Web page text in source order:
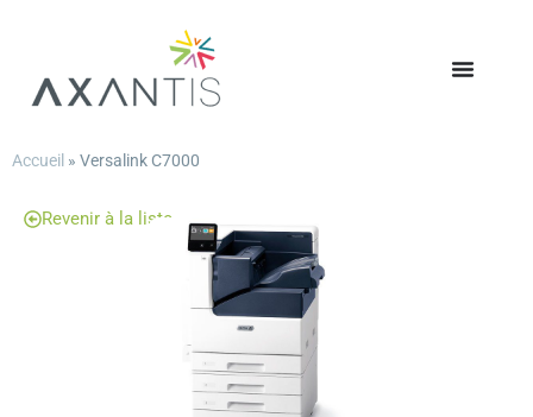
Accueil » Versalink C7000
Revenir à la liste